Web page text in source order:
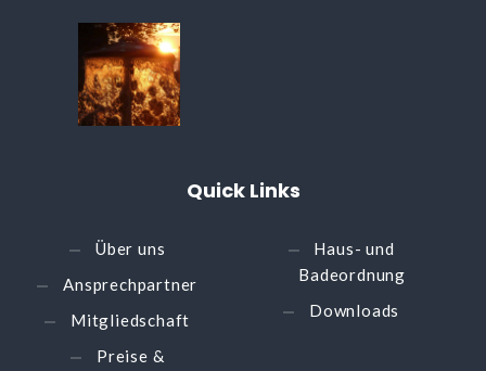
Quick Links
Über uns
Ansprechpartner
Mitgliedschaft
Preise &
Haus- und
Badeordnung
Downloads